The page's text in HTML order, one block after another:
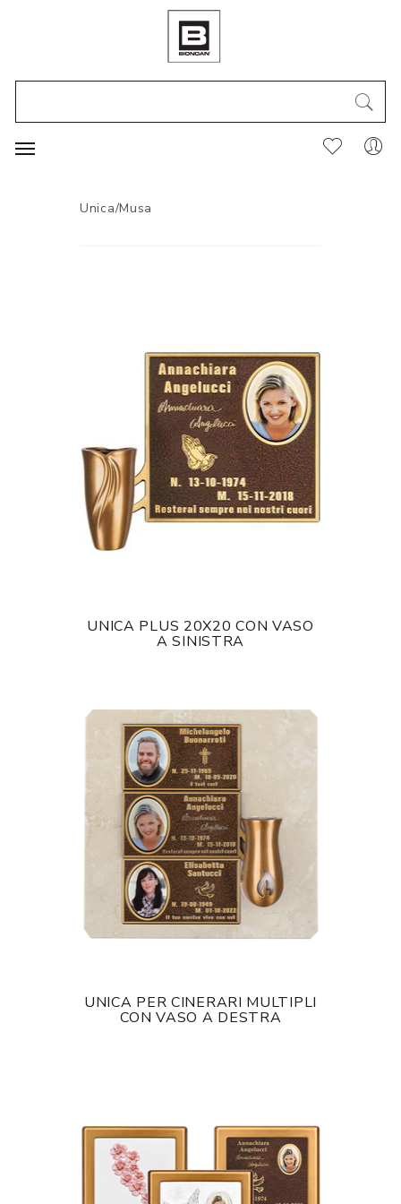
Unica/Musa
UNICA PLUS 20X20 CON VASO
A SINISTRA
UNICA PER CINERARI MULTIPLI
CON VASO A DESTRA